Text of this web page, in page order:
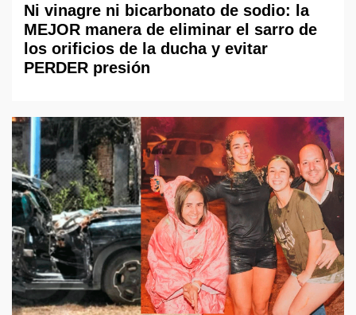
Ni vinagre ni bicarbonato de sodio: la
MEJOR manera de eliminar el sarro de
los orificios de la ducha y evitar
PERDER presión